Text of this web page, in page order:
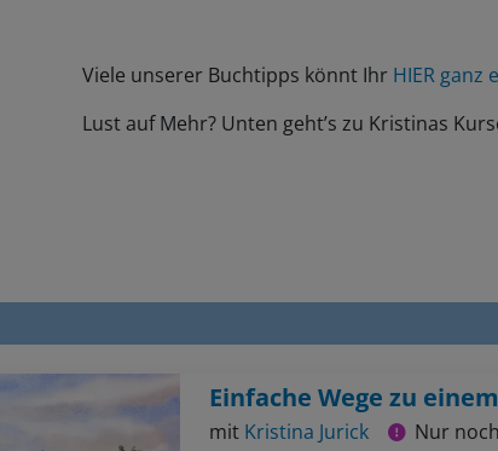
Viele unserer Buchtipps könnt Ihr HIER ganz
Lust auf Mehr? Unten geht’s zu Kristinas
Einfache Wege zu
mit Kristina Jurick
Nur